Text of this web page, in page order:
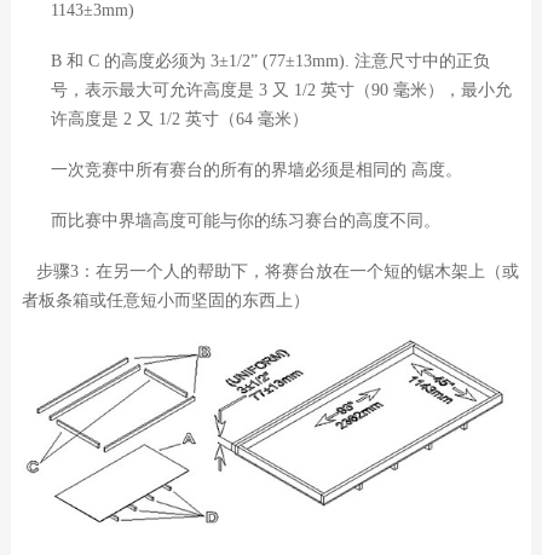
1143±3mm)
B 和 C 的高度必须为 3±1/2” (77±13mm). 注意尺寸中的正负
号，表示最大可允许高度是 3 又 1/2 英寸（90 毫米），最小允
许高度是 2 又 1/2 英寸（64 毫米）
一次竞赛中所有赛台的所有的界墙必须是相同的 高度。
而比赛中界墙高度可能与你的练习赛台的高度不同。
步骤3：在另一个人的帮助下，将赛台放在一个短的锯木架上（或
者板条箱或任意短小而坚固的东西上）